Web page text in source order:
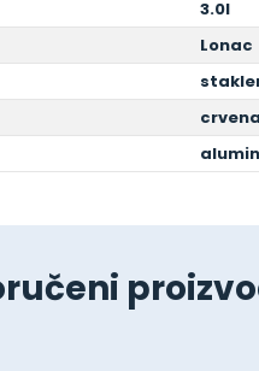
3.0l
Lonac
crvena